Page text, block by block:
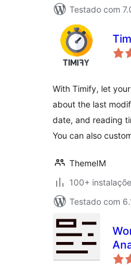
Testado com
With Timify, let
about the last
date, and reading
You can also
ThemeIM
100+
Testado com